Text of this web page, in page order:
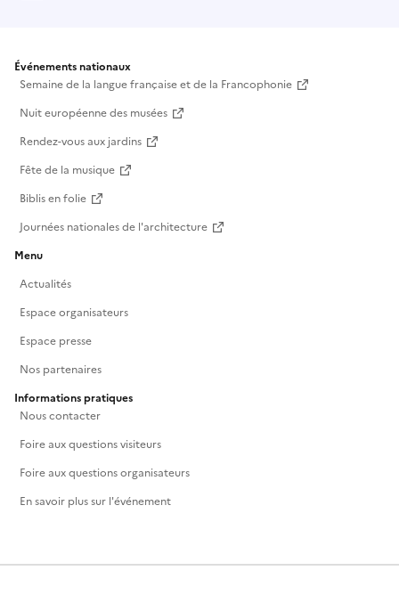
Événements nationaux
Semaine de la langue française et de la Francophonie
Nuit européenne des musées
Rendez-vous aux jardins
Fête de la musique
Biblis en folie
Journées nationales de l'architecture
Menu
Actualités
Espace organisateurs
Espace presse
Nos partenaires
Informations pratiques
Nous contacter
Foire aux questions visiteurs
Foire aux questions organisateurs
En savoir plus sur l'événement